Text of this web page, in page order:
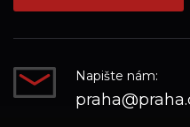
Napište nám: